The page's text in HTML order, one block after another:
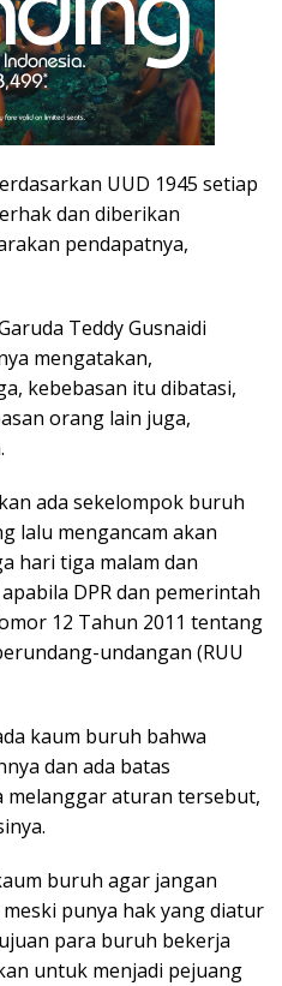
UUD 1945 setiap
dan diberikan
pendapatnya,
Teddy Gusnaidi
mengatakan,
kebebasan itu dibatasi,
orang lain juga,
ada sekelompok buruh
lalu mengancam akan
hari tiga malam dan
DPR dan pemerintah
12 Tahun 2011 tentang
undangan (RUU
kaum buruh bahwa
dan ada batas
melanggar aturan tersebut,
buruh agar jangan
punya hak yang diatur
para buruh bekerja
untuk menjadi pejuang